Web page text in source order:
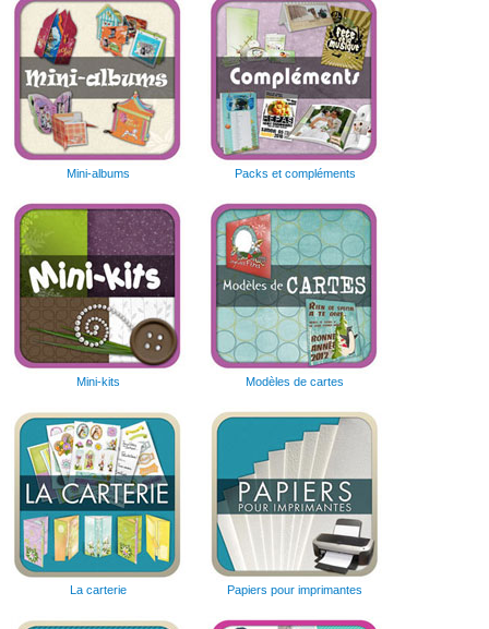
Mini-albums Packs et compléments
Mini-kits Modèles de cartes
La carterie Papiers pour imprimantes